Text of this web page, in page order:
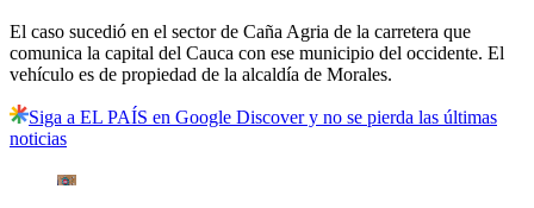
El caso sucedió en el sector de Caña Agria de la carretera que
comunica la capital del Cauca con ese municipio del occidente. El
vehículo es de propiedad de la alcaldía de Morales.
Siga a EL PAÍS en Google Discover y no se pierda las últimas
noticias